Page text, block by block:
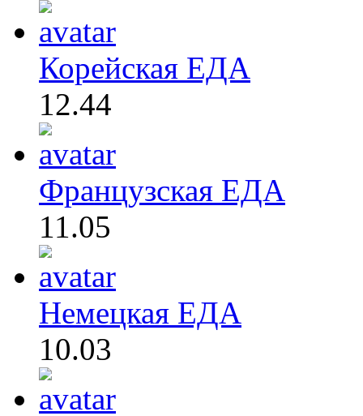
Корейская ЕДА
12.44
Французская ЕДА
11.05
Немецкая ЕДА
10.03